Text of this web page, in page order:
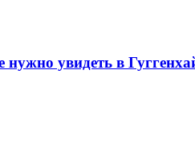
нужно увидеть в